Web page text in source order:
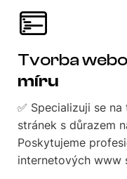
Tvorba
míru
✅ Specializuji se
stránek s důrazem
Poskytujeme
internetových www